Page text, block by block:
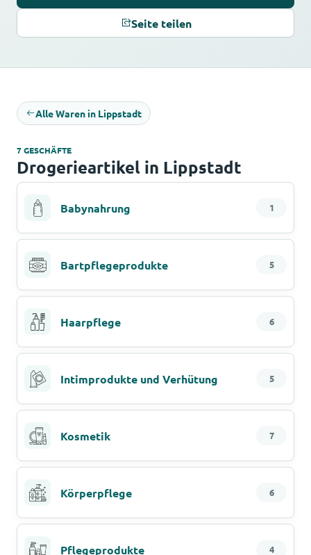
Seite teilen
Alle Waren in Lippstadt
7 GESCHÄFTE
Drogerieartikel in Lippstadt
Babynahrung 1
Bartpflegeprodukte 5
Haarpflege 6
Intimprodukte und Verhütung 5
Kosmetik 7
Körperpflege 6
Pflegeprodukte 4